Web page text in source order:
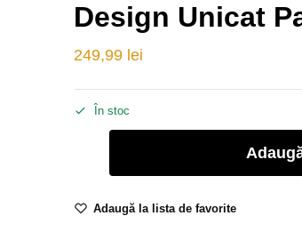
Design Unicat
249,99 lei
În stoc
Adaugă la lista de favorite